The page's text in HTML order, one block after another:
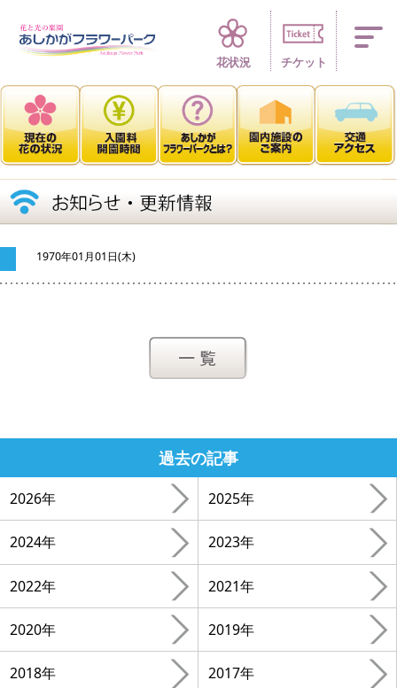
四季折々 花の
花状況 チケット
1970年01月01日(木)
過去の記事
2026年 2025年
2024年 2023年
2022年 2021年
2020年 2019年
2018年 2017年